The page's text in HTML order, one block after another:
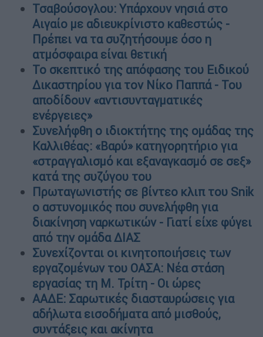
Τσαβούσογλου: Υπάρχουν νησιά στο
Αιγαίο με αδιευκρίνιστο καθεστώς -
Πρέπει να τα συζητήσουμε όσο η
ατμόσφαιρα είναι θετική
Το σκεπτικό της απόφασης του Ειδικού
Δικαστηρίου για τον Νίκο Παππά - Του
αποδίδουν «αντισυνταγματικές
ενέργειες»
Συνελήφθη ο ιδιοκτήτης της ομάδας της
Καλλιθέας: «Βαρύ» κατηγορητήριο για
«στραγγαλισμό και εξαναγκασμό σε σεξ»
κατά της συζύγου του
Πρωταγωνιστής σε βίντεο κλιπ του Snik
ο αστυνομικός που συνελήφθη για
διακίνηση ναρκωτικών - Γιατί είχε φύγει
από την ομάδα ΔΙΑΣ
Συνεχίζονται οι κινητοποιήσεις των
εργαζομένων του ΟΑΣΑ: Νέα στάση
εργασίας τη Μ. Τρίτη - Οι ώρες
ΑΑΔΕ: Σαρωτικές διασταυρώσεις για
αδήλωτα εισοδήματα από μισθούς,
συντάξεις και ακίνητα